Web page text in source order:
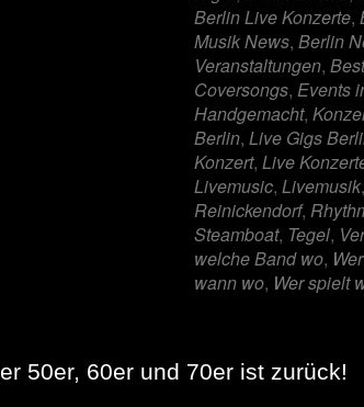
Berlin Live Konzerte,
Musik News, Berlin
Veranstaltungen,
Coversongs, Events
Handgemacht,
Berlin, Live Gigs
Konzert, Live
Livemusic, Livemusik,
Reinickendorf,
Steamboat, Tegel,
welche Band wo,
wann wo, Wer spielt
50er, 60er und 70er ist zurück!